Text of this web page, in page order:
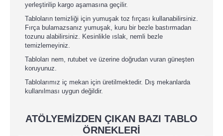
yerleştirilip kargo aşamasına geçilir.
Tabloların temizliği için yumuşak toz fırçası kullanabilirsiniz.
Fırça bulamazsanız yumuşak, kuru bir bezle bastırmadan
tozunu alabilirsiniz. Kesinlikle ıslak, nemli bezle
temizlemeyiniz.
Tabloları nem, rutubet ve üzerine doğrudan vuran güneşten
koruyunuz.
Tablolarımız iç mekan için üretilmektedir. Dış mekanlarda
kullanılması uygun değildir.
ATÖLYEMİZDEN ÇIKAN BAZI TABLO
ÖRNEKLERİ